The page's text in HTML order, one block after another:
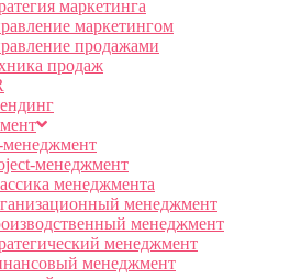
маркетинга
маркетингом
продажами
продаж
менеджмент
менеджмента
менеджмент
менеджмент
менеджмент
менеджмент